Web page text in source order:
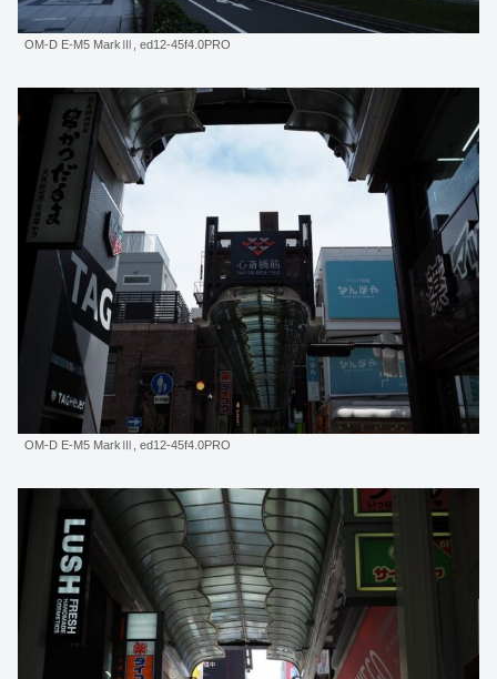
OM-D E-M5 MarkⅢ, ed12-45f4.0PRO
OM-D E-M5 MarkⅢ, ed12-45f4.0PRO